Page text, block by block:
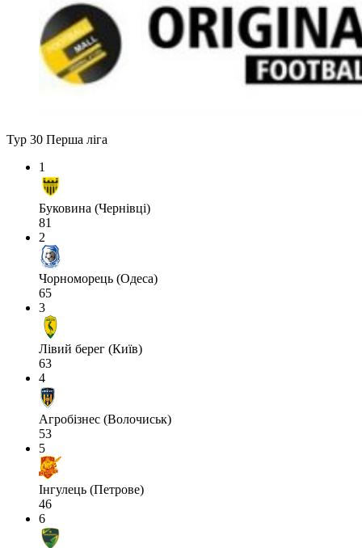
Тур 30 Перша ліга
1
Буковина (Чернівці)
81
2
Чорноморець (Одеса)
65
3
Лівий берег (Київ)
63
4
Агробізнес (Волочиськ)
53
5
Інгулець (Петрове)
46
6